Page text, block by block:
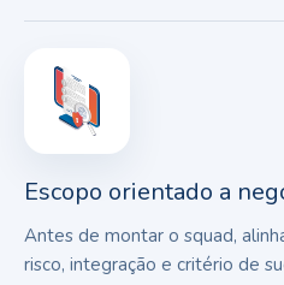
Escopo orientado a
Antes de montar o squad,
risco, integração e critério de